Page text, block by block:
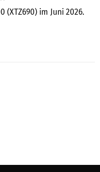
(XTZ690) im Juni 2026.